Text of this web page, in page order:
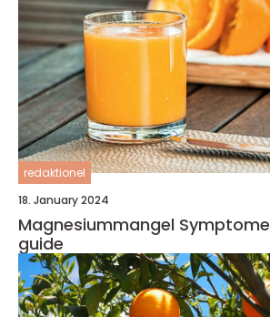
redaktionel
18. January 2024
Magnesiummangel
guide